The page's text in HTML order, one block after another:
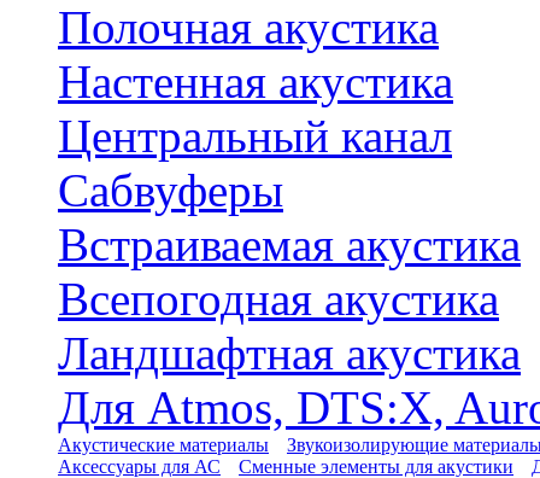
Полочная акустика
Настенная акустика
Центральный канал
Сабвуферы
Встраиваемая акустика
Всепогодная акустика
Ландшафтная акустика
Для Atmos, DTS:X,
Акустические материалы
Звукоизолирующие
Аксессуары для АС
Сменные элементы для акустики